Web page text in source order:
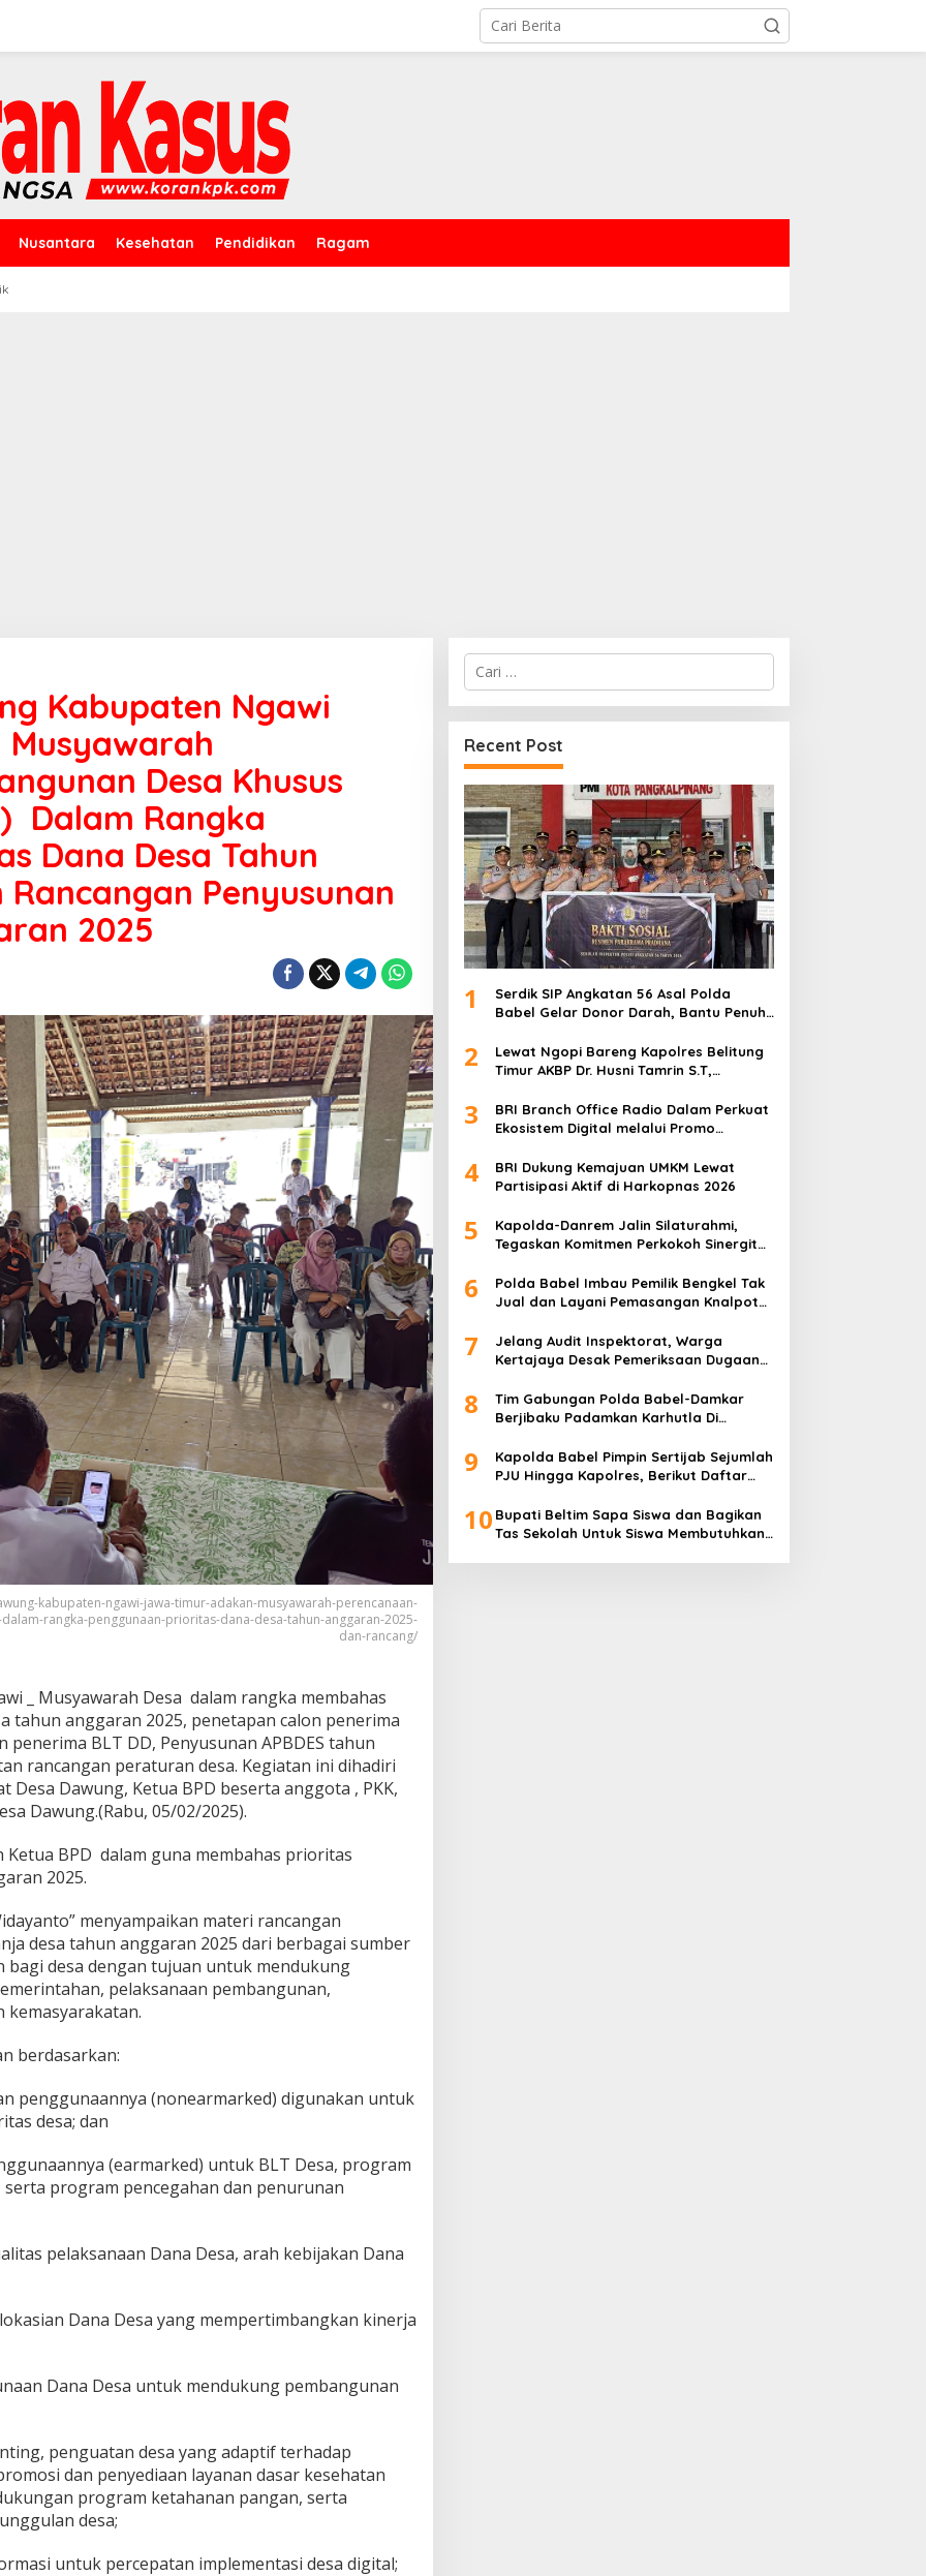
Nusantara Kesehatan Pendidikan Ragam
Kabupaten Ngawi
Desa Khusus
Dalam Rangka
Dana Desa Tahun
Penyusunan
2025
kabupaten-ngawi-jawa-timur-adakan-musyawarah-perencanaan-
rangka-penggunaan-prioritas-dana-desa-tahun-anggaran-2025-
dan-rancang/
_ Musyawarah Desa dalam rangka membahas
tahun anggaran 2025, penetapan calon penerima
penerima BLT DD, Penyusunan APBDES tahun
rancangan peraturan desa. Kegiatan ini dihadiri
Desa Dawung, Ketua BPD beserta anggota , PKK,
Dawung.(Rabu, 05/02/2025).
Ketua BPD dalam guna membahas prioritas
2025.
menyampaikan materi rancangan
desa tahun anggaran 2025 dari berbagai sumber
bagi desa dengan tujuan untuk mendukung
pelaksanaan pembangunan,
kemasyarakatan.
berdasarkan:
penggunaannya (nonearmarked) digunakan untuk
desa; dan
(earmarked) untuk BLT Desa, program
program pencegahan dan penurunan
pelaksanaan Dana Desa, arah kebijakan Dana
Dana Desa yang mempertimbangkan kinerja
Dana Desa untuk mendukung pembangunan
penguatan desa yang adaptif terhadap
dan penyediaan layanan dasar kesehatan
program ketahanan pangan, serta
desa;
untuk percepatan implementasi desa digital;
Cari
untuk:
Recent Post
1
Serdik SIP Angkatan 56 Asal Polda
Babel Gelar Donor Darah, Bantu Penuhi
2
Lewat Ngopi Bareng Kapolres Belitung
Timur AKBP Dr. Husni Tamrin S.T,
Awak Media
3
BRI Branch Office Radio Dalam Perkuat
Ekosistem Digital melalui Promo
4
BRI Dukung Kemajuan UMKM Lewat
Partisipasi Aktif di Harkopnas 2026
5
Kapolda-Danrem Jalin Silaturahmi,
Tegaskan Komitmen Perkokoh Sinergitas
6
Polda Babel Imbau Pemilik Bengkel Tak
Jual dan Layani Pemasangan Knalpot
7
Jelang Audit Inspektorat, Warga
Kertajaya Desak Pemeriksaan Dugaan
Transparan
8
Tim Gabungan Polda Babel-Damkar
Berjibaku Padamkan Karhutla Di
9
Kapolda Babel Pimpin Sertijab Sejumlah
PJU Hingga Kapolres, Berikut Daftar
10 Bupati Beltim Sapa Siswa dan Bagikan
Tas Sekolah Untuk Siswa Membutuhkan,